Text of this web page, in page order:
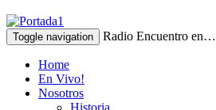
Toggle navigation Radio Encuentro en…
Home
En Vivo!
Nosotros
Historia